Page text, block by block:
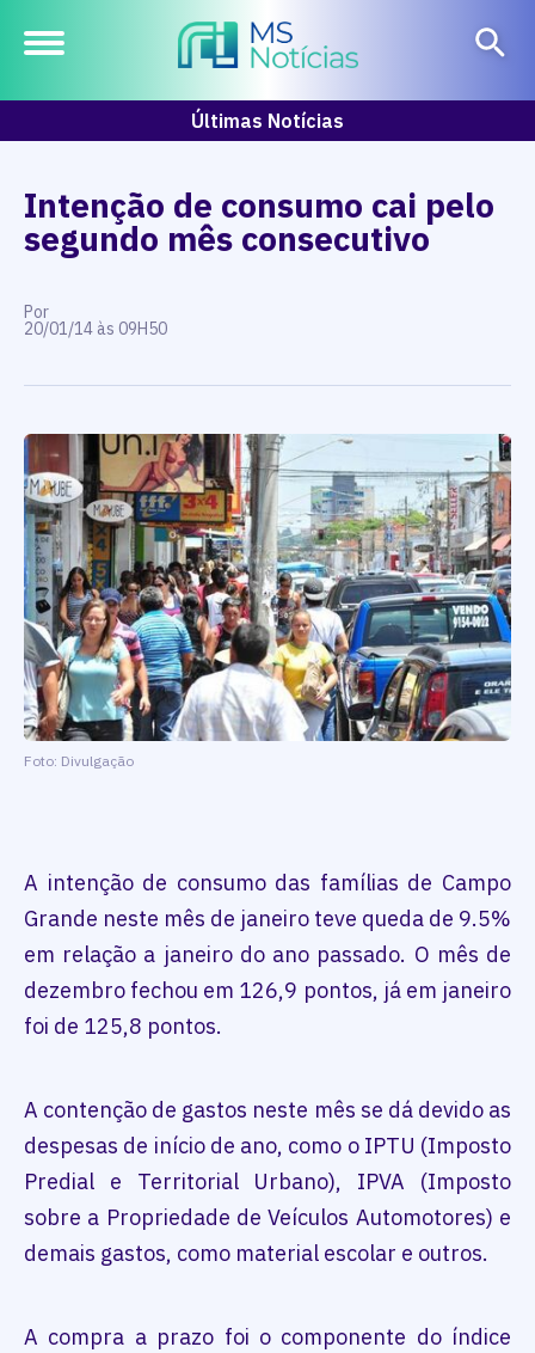
Últimas Notícias
Intenção de consumo cai pelo
segundo mês consecutivo
Por
20/01/14 às 09H50
Foto: Divulgação
A intenção de consumo das famílias de Campo
Grande neste mês de janeiro teve queda de 9.5%
em relação a janeiro do ano passado. O mês de
dezembro fechou em 126,9 pontos, já em janeiro
foi de 125,8 pontos.
A contenção de gastos neste mês se dá devido as
despesas de início de ano, como o IPTU (Imposto
Predial e Territorial Urbano), IPVA (Imposto
sobre a Propriedade de Veículos Automotores) e
demais gastos, como material escolar e outros.
A compra a prazo foi o componente do índice